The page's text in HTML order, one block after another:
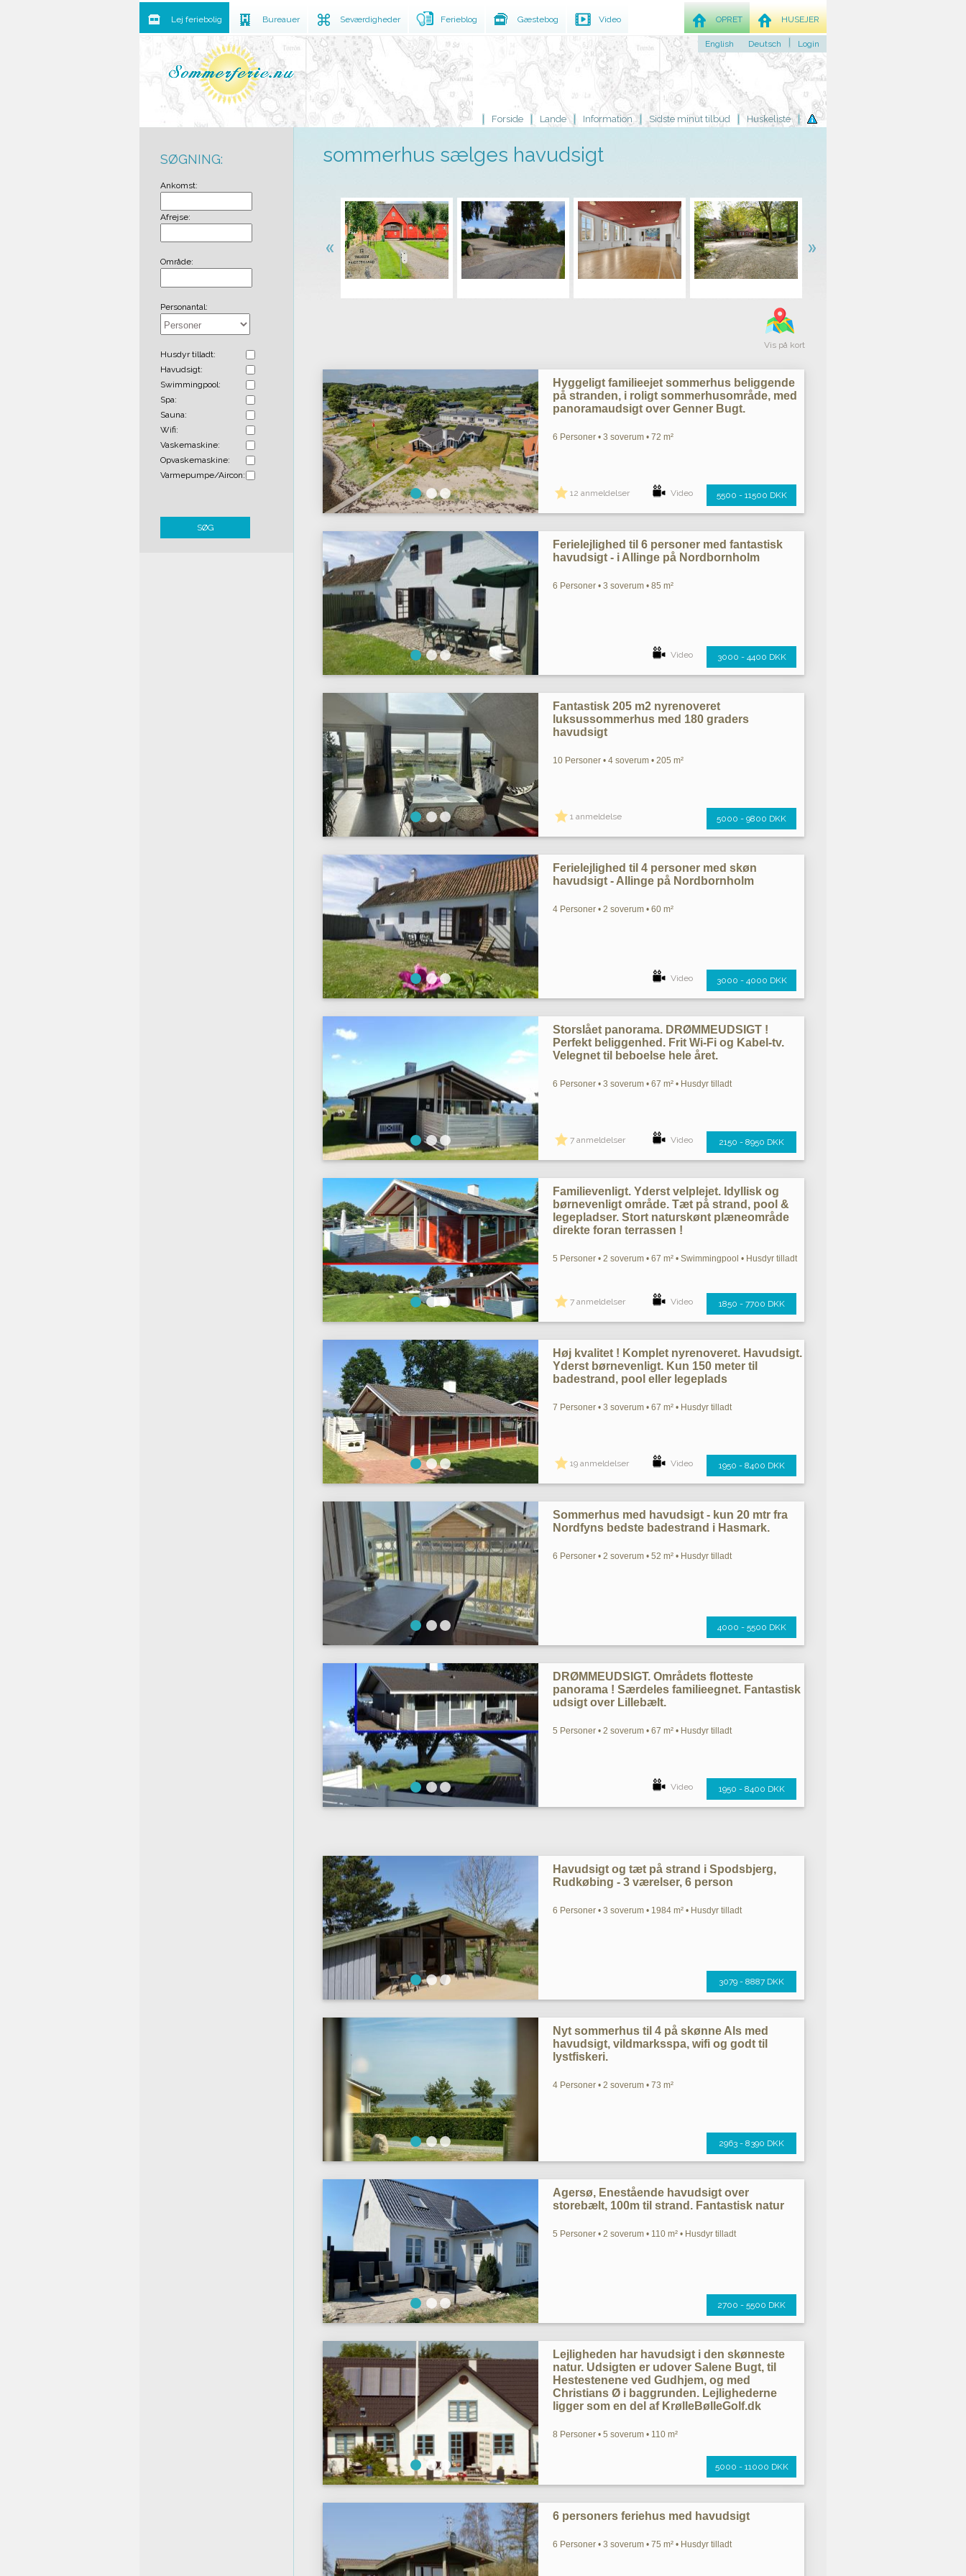
Forside Lande Information Sidste minut tilbud Huskeliste
sommerhus sælges havudsigt
Vis på kort
Hyggeligt familieejet sommerhus beliggende
på stranden, i roligt sommerhusområde, med
panoramaudsigt over Genner Bugt.
6 Personer • 3 soverum • 72 m²
12 anmeldelser Video 5500 - 11500 DKK
Ferielejlighed til 6 personer med fantastisk
havudsigt - i Allinge på Nordbornholm
6 Personer • 3 soverum • 85 m²
Video 3000 - 4400 DKK
Fantastisk 205 m2 nyrenoveret
luksussommerhus med 180 graders
havudsigt
10 Personer • 4 soverum • 205 m²
1 anmeldelse 5000 - 9800 DKK
Ferielejlighed til 4 personer med skøn
havudsigt - Allinge på Nordbornholm
4 Personer • 2 soverum • 60 m²
Video 3000 - 4000 DKK
Storslået panorama. DRØMMEUDSIGT !
Perfekt beliggenhed. Frit Wi-Fi og Kabel-tv.
Velegnet til beboelse hele året.
6 Personer • 3 soverum • 67 m² • Husdyr tilladt
7 anmeldelser Video 2150 - 8950 DKK
Familievenligt. Yderst velplejet. Idyllisk og
børnevenligt område. Tæt på strand, pool &
legepladser. Stort naturskønt plæneområde
direkte foran terrassen !
5 Personer • 2 soverum • 67 m² • Swimmingpool • Husdyr tilladt
7 anmeldelser Video 1850 - 7700 DKK
Høj kvalitet ! Komplet nyrenoveret. Havudsigt.
Yderst børnevenligt. Kun 150 meter til
badestrand, pool eller legeplads
7 Personer • 3 soverum • 67 m² • Husdyr tilladt
19 anmeldelser Video 1950 - 8400 DKK
Sommerhus med havudsigt - kun 20 mtr fra
Nordfyns bedste badestrand i Hasmark.
6 Personer • 2 soverum • 52 m² • Husdyr tilladt
4000 - 5500 DKK
DRØMMEUDSIGT. Områdets flotteste
panorama ! Særdeles familieegnet. Fantastisk
udsigt over Lillebælt.
5 Personer • 2 soverum • 67 m² • Husdyr tilladt
Video 1950 - 8400 DKK
Havudsigt og tæt på strand i Spodsbjerg,
Rudkøbing - 3 værelser, 6 person
6 Personer • 3 soverum • 1984 m² • Husdyr tilladt
3079 - 8887 DKK
Nyt sommerhus til 4 på skønne Als med
havudsigt, vildmarksspa, wifi og godt til
lystfiskeri.
4 Personer • 2 soverum • 73 m²
2963 - 8390 DKK
Agersø, Enestående havudsigt over
storebælt, 100m til strand. Fantastisk natur
5 Personer • 2 soverum • 110 m² • Husdyr tilladt
2700 - 5500 DKK
Lejligheden har havudsigt i den skønneste
natur. Udsigten er udover Salene Bugt, til
Hestestenene ved Gudhjem, og med
Christians Ø i baggrunden. Lejlighederne
ligger som en del af KrølleBølleGolf.dk
8 Personer • 5 soverum • 110 m²
5000 - 11000 DKK
6 personers feriehus med havudsigt
6 Personer • 3 soverum • 75 m² • Husdyr tilladt
SØGNING:
Ankomst:
Afrejse:
Område:
Personantal:
Husdyr tilladt:
Havudsigt:
Swimmingpool:
Spa:
Sauna:
Wifi:
Vaskemaskine:
Opvaskemaskine:
Varmepumpe/Aircon:
SØG
Lej feriebolig Bureauer Seværdigheder Ferieblog Gæstebog Video HUSEJER
OPRET
English Deutsch Login